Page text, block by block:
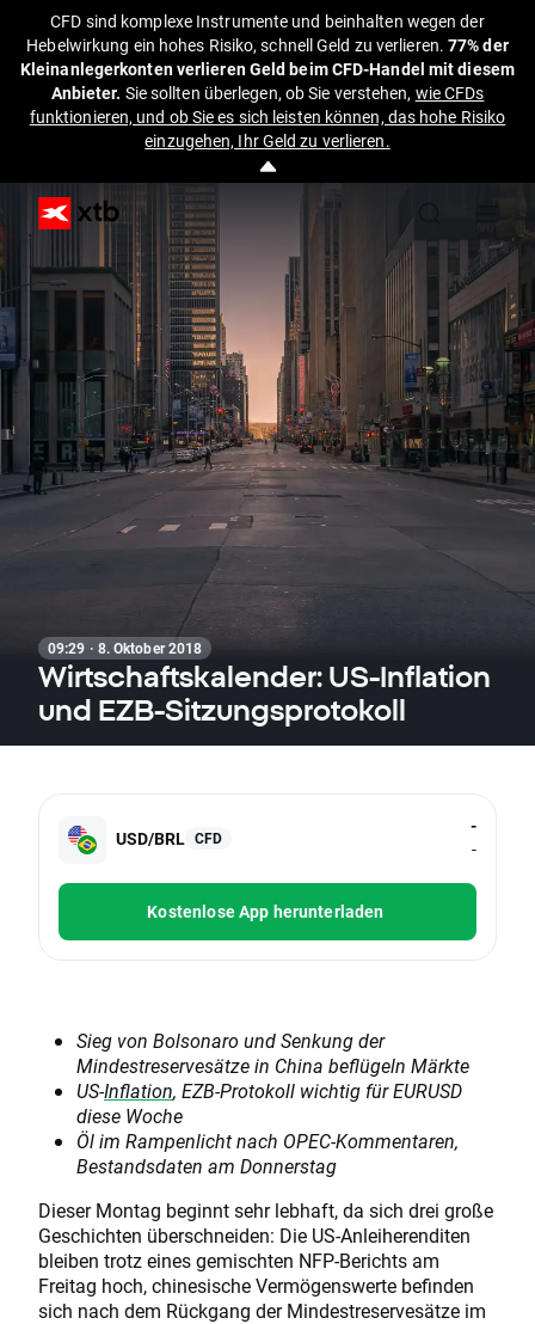
CFD sind komplexe Instrumente und beinhalten wegen der
Hebelwirkung ein hohes Risiko, schnell Geld zu verlieren.77% der
Kleinanlegerkonten verlieren Geld beim CFD-Handel mit diesem
Anbieter. Sie sollten überlegen, ob Sie verstehen, wie CFDs
funktionieren, und ob Sie es sich leisten können, das hohe Risiko
einzugehen, Ihr Geld zu verlieren.
09:29 · 8. Oktober 2018
Wirtschaftskalender: US-Inflation
und EZB-Sitzungsprotokoll
USD/BRL CFD
-
-
Kostenlose App herunterladen
Sieg von Bolsonaro und Senkung der
Mindestreservesätze in China beflügeln Märkte
US-Inflation, EZB-Protokoll wichtig für EURUSD
diese Woche
Öl im Rampenlicht nach OPEC-Kommentaren,
Bestandsdaten am Donnerstag
Dieser Montag beginnt sehr lebhaft, da sich drei große
Geschichten überschneiden: Die US-Anleiherenditen
bleiben trotz eines gemischten NFP-Berichts am
Freitag hoch, chinesische Vermögenswerte befinden
sich nach dem Rückgang der Mindestreservesätze im